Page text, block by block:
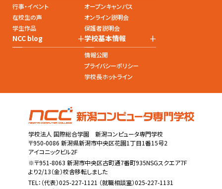
行事・イベント
在校生の声
学生作品
オープンキャンパス
オンライン説明会
保護者説明会
NCC blog +学校基本情報 +
情報公開
プライバシーポリシー
学校長ホットライン
学校法人 国際総合学園 新潟コンピュータ専門学校
〒950-0086 新潟県新潟市中央区花園1丁目1番15号2
アイコニックビル2F
※〒951-8063 新潟市中央区古町通7番町935NSGスクエア7F
より2/13（金）校舎移転しました
TEL： （代表）025-227-1121 （就職相談室）025-227-1131